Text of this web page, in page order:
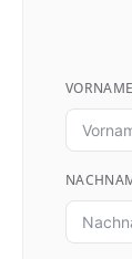
VORNAME